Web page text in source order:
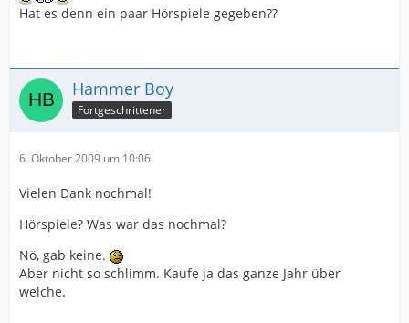
Hat es denn ein paar Hörspiele gegeben??
Hammer Boy
Fortgeschrittener
6. Oktober 2009 um 10:06
Vielen Dank nochmal!
Hörspiele? Was war das nochmal?
Nö, gab keine.
Aber nicht so schlimm. Kaufe ja das ganze Jahr über
welche.